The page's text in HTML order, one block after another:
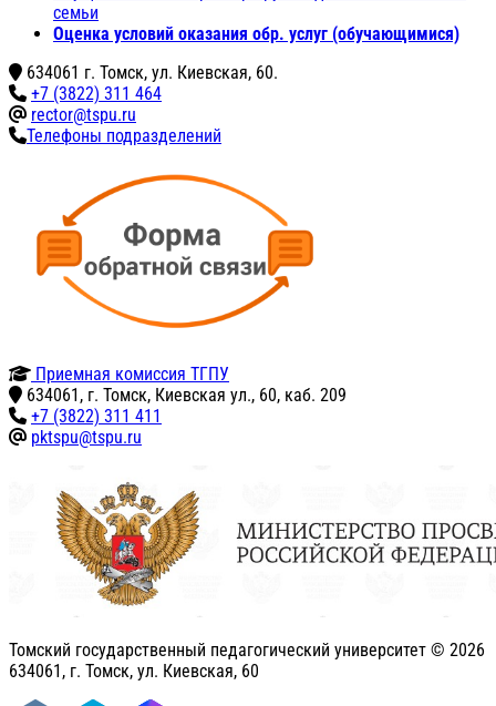
семьи
Оценка условий оказания обр. услуг (обучающимися)
634061 г. Томск, ул. Киевская, 60.
+7 (3822) 311 464
rector@tspu.ru
Телефоны подразделений
Приемная комиссия ТГПУ
634061, г. Томск, Киевская ул., 60, каб. 209
+7 (3822) 311 411
pktspu@tspu.ru
Томский государственный педагогический университет © 2026
634061, г. Томск, ул. Киевская, 60